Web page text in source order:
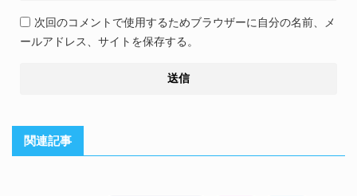
次回のコメントで使用するためブラウザーに自分の名前、メ
ールアドレス、サイトを保存する。
関連記事